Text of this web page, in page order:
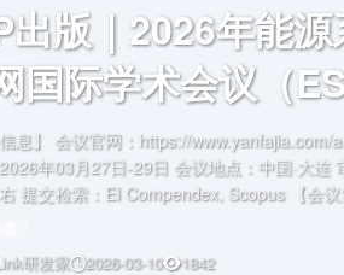
出版｜2026年能
国际学术会议（
）
信息】 会议官网：https://www.yanfajia.com/
年03月27日-29日 会议地点：中国·大连
检索：EI Compendex, Scopus 【会议简介】 由大连交通大学和
研发家 2026-03-10 1842